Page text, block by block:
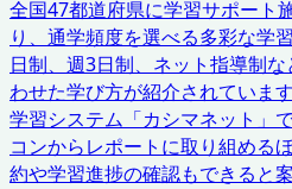
全国47都道府県に学習サポート
り、通学頻度を選べる多彩な学
日制、週3日制、ネット指導制
わせた学び方が紹介されていま
学習システム「カシマネット」
コンからレポートに取り組める
約や学習進捗の確認もできると